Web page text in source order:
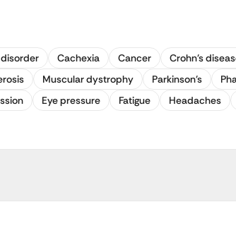
Cachexia Cancer Crohn's
Muscular dystrophy Parkinson's
Eye pressure Fatigue Headaches